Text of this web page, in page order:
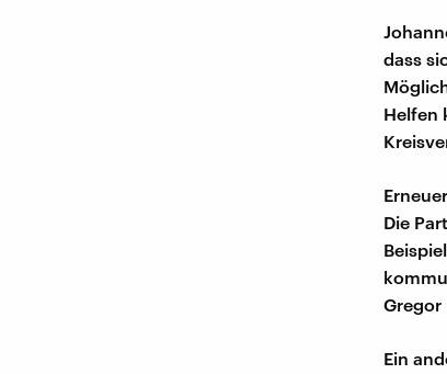
dass
Helfen
Die
Gregor
Ein